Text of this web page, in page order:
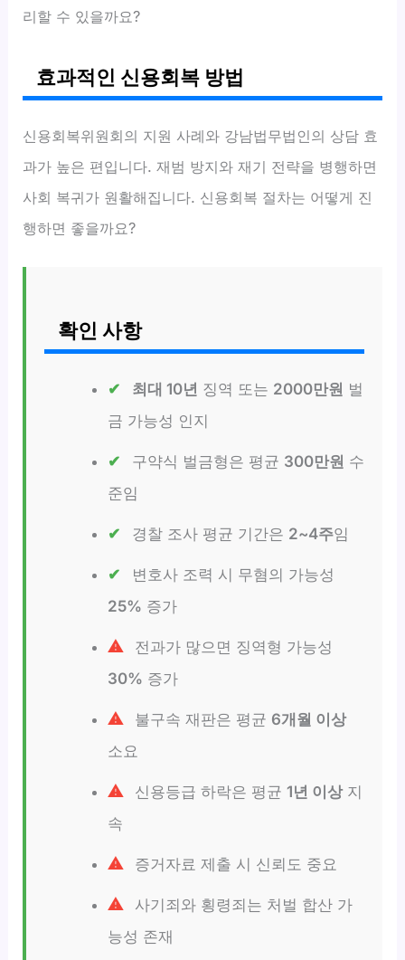
리할 수 있을까요?
효과적인 신용회복 방법
신용회복위원회의 지원 사례와 강남법무법인의 상담 효
과가 높은 편입니다. 재범 방지와 재기 전략을 병행하면
사회 복귀가 원활해집니다. 신용회복 절차는 어떻게 진
행하면 좋을까요?
확인 사항
최대 10년 징역 또는 2000만원 벌
금 가능성 인지
구약식 벌금형은 평균 300만원 수
준임
경찰 조사 평균 기간은 2~4주임
변호사 조력 시 무혐의 가능성
25% 증가
전과가 많으면 징역형 가능성
30% 증가
불구속 재판은 평균 6개월 이상
소요
신용등급 하락은 평균 1년 이상지
속
증거자료 제출 시 신뢰도 중요
사기죄와 횡령죄는 처벌 합산 가
능성 존재